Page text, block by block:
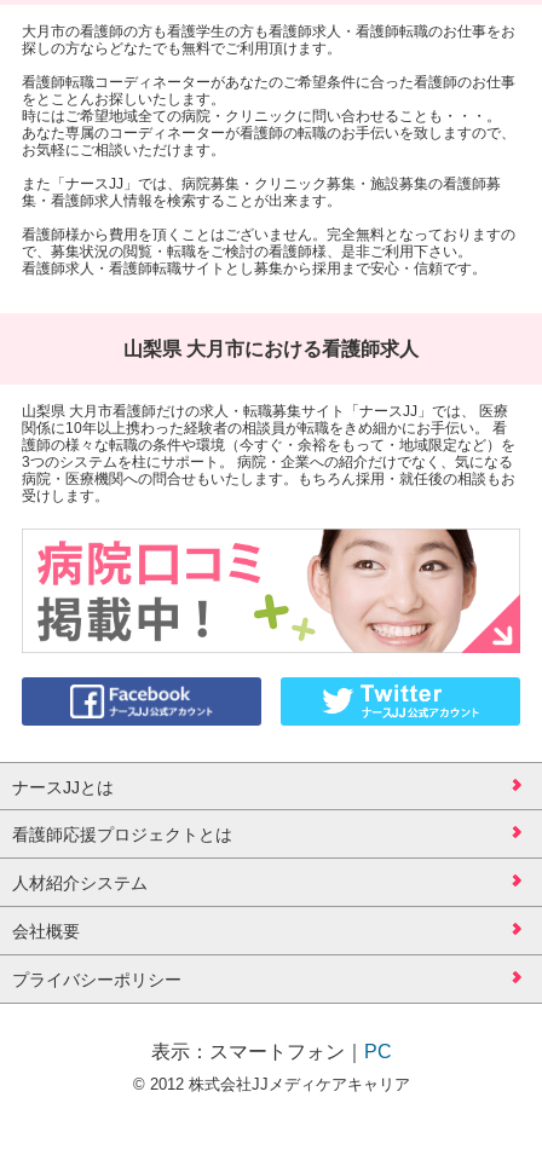
大月市の看護師の方も看護学生の方も看護師求人・看護師転職のお仕事をお
探しの方ならどなたでも無料でご利用頂けます。
看護師転職コーディネーターがあなたのご希望条件に合った看護師のお仕事
をとことんお探しいたします。
時にはご希望地域全ての病院・クリニックに問い合わせることも・・・。
あなた専属のコーディネーターが看護師の転職のお手伝いを致しますので、
お気軽にご相談いただけます。
また「ナースJJ」では、病院募集・クリニック募集・施設募集の看護師募
集・看護師求人情報を検索することが出来ます。
看護師様から費用を頂くことはございません。完全無料となっておりますの
で、募集状況の閲覧・転職をご検討の看護師様、是非ご利用下さい。
看護師求人・看護師転職サイトとし募集から採用まで安心・信頼です。
山梨県 大月市における看護師求人
山梨県 大月市看護師だけの求人・転職募集サイト「ナースJJ」では、 医療
関係に10年以上携わった経験者の相談員が転職をきめ細かにお手伝い。 看
護師の様々な転職の条件や環境（今すぐ・余裕をもって・地域限定など）を
3つのシステムを柱にサポート。 病院・企業への紹介だけでなく、気になる
病院・医療機関への問合せもいたします。もちろん採用・就任後の相談もお
受けします。
ナースJJとは
看護師応援プロジェクトとは
人材紹介システム
会社概要
プライバシーポリシー
表示： スマートフォン PC
© 2012 株式会社JJメディケアキャリア